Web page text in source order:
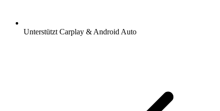
Unterstützt Carplay & Android Auto